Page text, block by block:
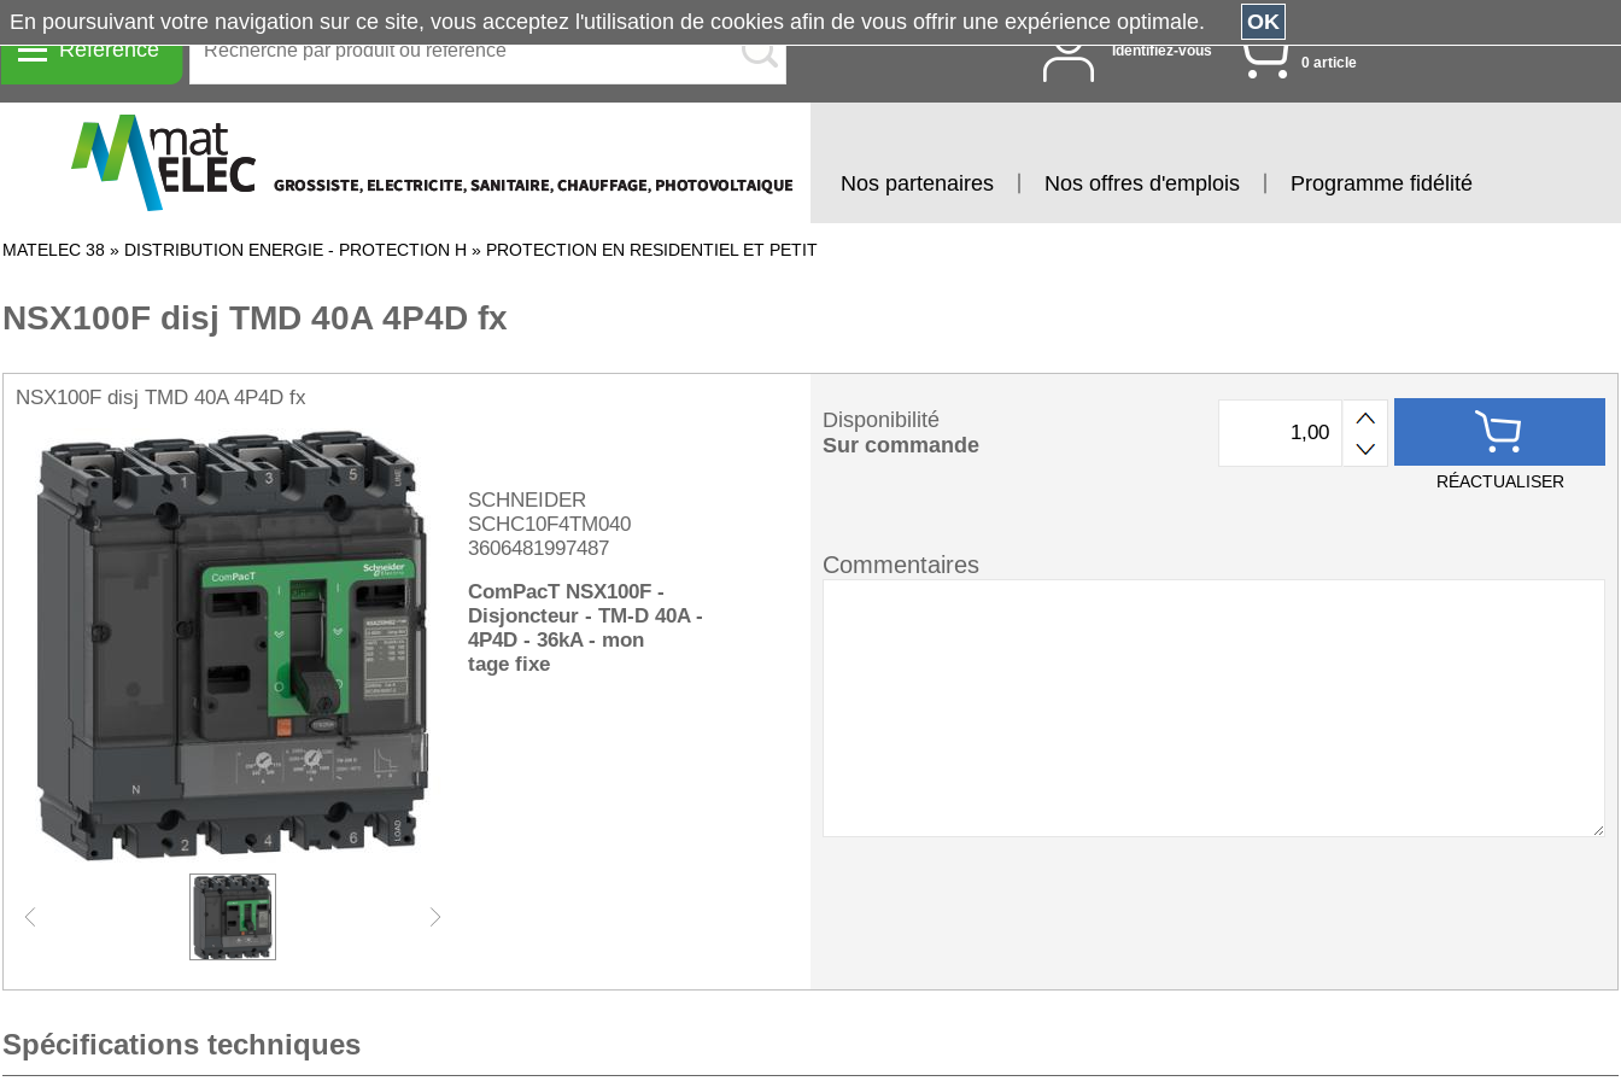
Référence Identifiez-vous
0 article
Nos partenaires Nos offres d'emplois Programme fidélité
MATELEC 38 » DISTRIBUTION ENERGIE - PROTECTION H » PROTECTION EN RESIDENTIEL ET PETIT
NSX100F disj TMD 40A 4P4D fx
NSX100F disj TMD 40A 4P4D fx
SCHNEIDER
SCHC10F4TM040
3606481997487
ComPacT NSX100F -
Disjoncteur - TM-D 40A -
4P4D - 36kA - mon
tage fixe
Disponibilité
Sur commande
RÉACTUALISER
Commentaires
Spécifications techniques
En poursuivant votre navigation sur ce site, vous acceptez l'utilisation de cookies afin de vous offrir une expérience optimale. OK